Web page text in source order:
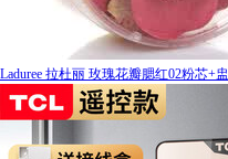
Laduree 拉杜丽 玫瑰花瓣腮红02粉芯+盅